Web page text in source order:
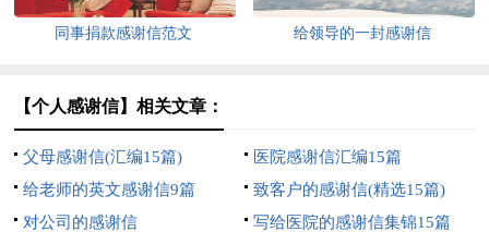
同事捐款感谢信范文 给领导的一封感谢信
【个人感谢信】相关文章：
父母感谢信(汇编15篇)
医院感谢信汇编15篇
给老师的英文感谢信9篇
致客户的感谢信(精选15篇)
对公司的感谢信
写给医院的感谢信集锦15篇